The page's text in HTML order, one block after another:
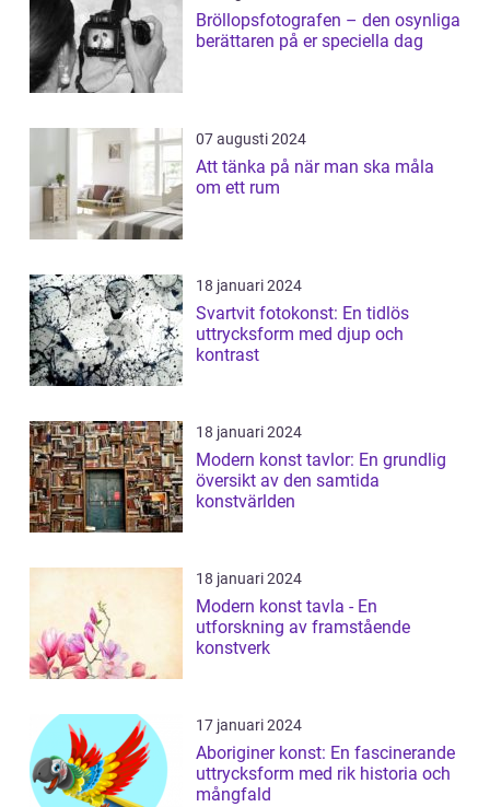
Bröllopsfotografen – den osynliga
berättaren på er speciella dag
07 augusti 2024
Att tänka på när man ska måla
om ett rum
18 januari 2024
Svartvit fotokonst: En tidlös
uttrycksform med djup och
kontrast
18 januari 2024
Modern konst tavlor: En grundlig
översikt av den samtida
konstvärlden
18 januari 2024
Modern konst tavla - En
utforskning av framstående
konstverk
17 januari 2024
Aboriginer konst: En fascinerande
uttrycksform med rik historia och
mångfald